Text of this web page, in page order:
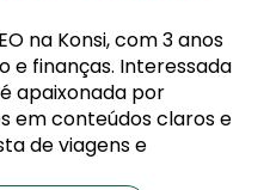
na Konsi, com 3 anos
e finanças. Interessada
apaixonada por
em conteúdos claros e
de viagens e